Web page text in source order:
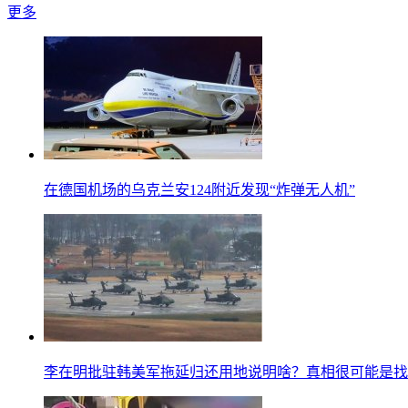
更多
在德国机场的乌克兰安124附近发现“炸弹无人机”
李在明批驻韩美军拖延归还用地说明啥？真相很可能是